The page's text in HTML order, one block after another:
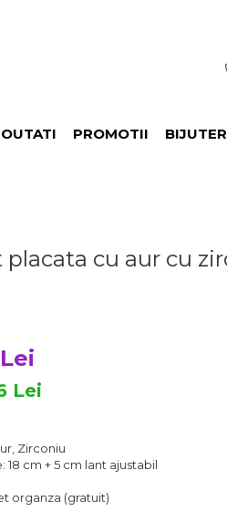
PROMOTII
cu aur cu
Lei
Zirconiu
18 cm + 5 cm lant ajustabil
organza (gratuit)